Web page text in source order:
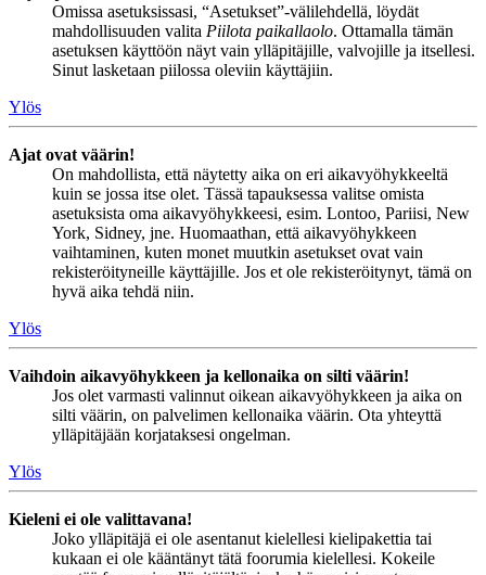
Omissa asetuksissasi, “Asetukset”-välilehdellä, löydät
mahdollisuuden valita Piilota paikallaolo. Ottamalla tämän
asetuksen käyttöön näyt vain ylläpitäjille, valvojille ja itsellesi.
Sinut lasketaan piilossa oleviin käyttäjiin.
Ylös
Ajat ovat väärin!
On mahdollista, että näytetty aika on eri aikavyöhykkeeltä
kuin se jossa itse olet. Tässä tapauksessa valitse omista
asetuksista oma aikavyöhykkeesi, esim. Lontoo, Pariisi, New
York, Sidney, jne. Huomaathan, että aikavyöhykkeen
vaihtaminen, kuten monet muutkin asetukset ovat vain
rekisteröityneille käyttäjille. Jos et ole rekisteröitynyt, tämä on
hyvä aika tehdä niin.
Ylös
Vaihdoin aikavyöhykkeen ja kellonaika on silti väärin!
Jos olet varmasti valinnut oikean aikavyöhykkeen ja aika on
silti väärin, on palvelimen kellonaika väärin. Ota yhteyttä
ylläpitäjään korjataksesi ongelman.
Ylös
Kieleni ei ole valittavana!
Joko ylläpitäjä ei ole asentanut kielellesi kielipakettia tai
kukaan ei ole kääntänyt tätä foorumia kielellesi. Kokeile